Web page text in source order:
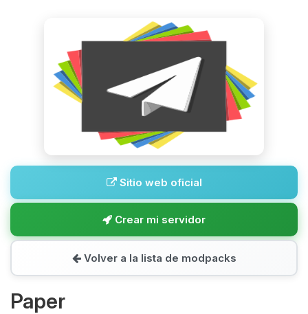
Sitio web oficial
Crear mi servidor
Volver a la lista de modpacks
Paper